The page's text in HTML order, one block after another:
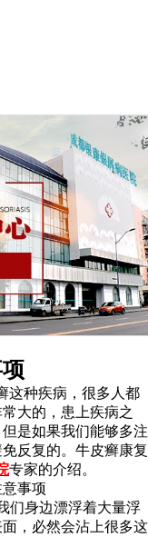
这种疾病，很多人都
大的，患上疾病之
是如果我们能够多注
反复的。牛皮癣康复
专家的介绍。
们身边漂浮着大量浮
，必然会沾上很多这